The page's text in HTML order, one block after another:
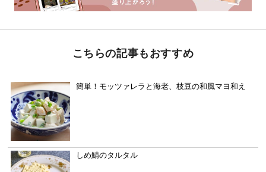
こちらの記事もおすすめ
簡単！モッツァレラと海老、枝豆の和風マヨ和え
しめ鯖のタルタル